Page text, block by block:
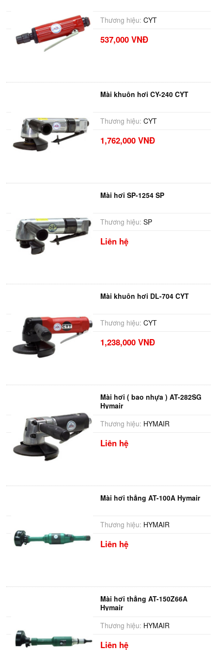
Thương hiệu: CYT
537,000 VNĐ
Mài khuôn hơi CY-240 CYT
Thương hiệu: CYT
1,762,000 VNĐ
Mài hơi SP-1254 SP
Thương hiệu: SP
Liên hệ
Mài khuôn hơi DL-704 CYT
Thương hiệu: CYT
1,238,000 VNĐ
Mài hơi ( bao nhựa ) AT-282SG
Hymair
Thương hiệu: HYMAIR
Liên hệ
Mài hơi thẳng AT-100A Hymair
Thương hiệu: HYMAIR
Liên hệ
Mài hơi thẳng AT-150Z66A
Hymair
Thương hiệu: HYMAIR
Liên hệ